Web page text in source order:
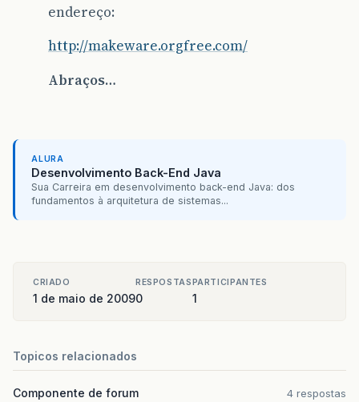
endereço:
http://makeware.orgfree.com/
Abraços…
ALURA
Desenvolvimento Back-End Java
Sua Carreira em desenvolvimento back-end Java: dos
fundamentos à arquitetura de sistemas...
CRIADO
1 de maio de 2009
RESPOSTAS
0
PARTICIPANTES
1
Topicos relacionados
Componente de forum 4 respostas